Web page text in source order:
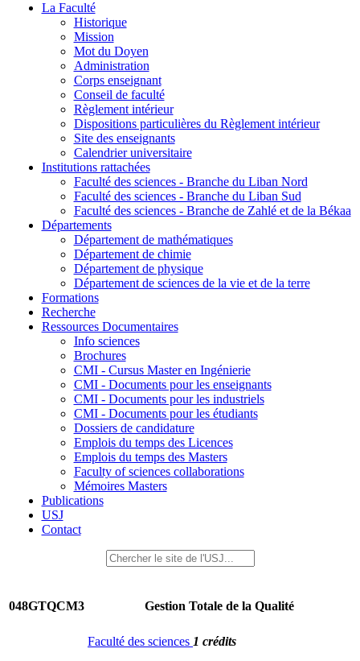
La Faculté
Historique
Mission
Mot du Doyen
Administration
Corps enseignant
Conseil de faculté
Règlement intérieur
Dispositions particulières du Règlement intérieur
Site des enseignants
Calendrier universitaire
Institutions rattachées
Faculté des sciences - Branche du Liban Nord
Faculté des sciences - Branche du Liban Sud
Faculté des sciences - Branche de Zahlé et de la Békaa
Départements
Département de mathématiques
Département de chimie
Département de physique
Département de sciences de la vie et de la terre
Formations
Recherche
Ressources Documentaires
Info sciences
Brochures
CMI - Cursus Master en Ingénierie
CMI - Documents pour les enseignants
CMI - Documents pour les industriels
CMI - Documents pour les étudiants
Dossiers de candidature
Emplois du temps des Licences
Emplois du temps des Masters
Faculty of sciences collaborations
Mémoires Masters
Publications
USJ
Contact
048GTQCM3 Gestion Totale de la Qualité
Faculté des sciences 1 crédits